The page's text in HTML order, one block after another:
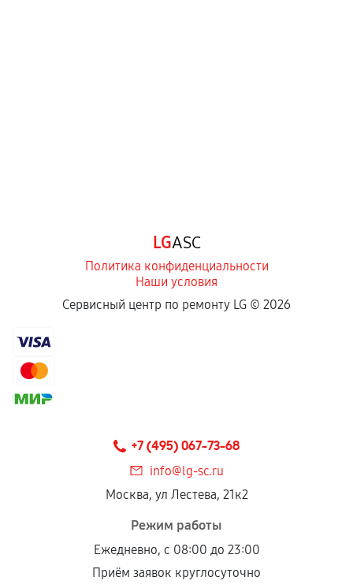
отдельных условиях.
Если комплектующие куплены
сохраняться полностью или частично, если
соблюдены следующие условия:
Установка была выполнена нашим сервисным
При этом гарантия на сами комплектующие
продавца. За качество сторонних деталей
сервисный центр ответственности не несет.
LGASC
Политика конфиденциальности
Наши условия
Сервисный центр по ремонту LG © 2026
+7 (495) 067-73-68
info@lg-sc.ru
Москва, ул Лестева, 21к2
Режим работы
Ежедневно, с 08:00 до 23:00
Приём заявок круглосуточно